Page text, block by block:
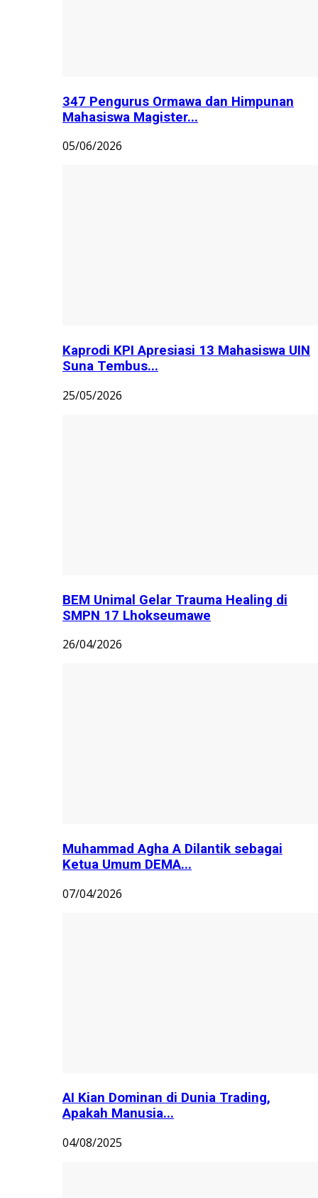
347 Pengurus Ormawa dan Himpunan
Mahasiswa Magister...
05/06/2026
Kaprodi KPI Apresiasi 13 Mahasiswa UIN
Suna Tembus...
25/05/2026
BEM Unimal Gelar Trauma Healing di
SMPN 17 Lhokseumawe
26/04/2026
Muhammad Agha A Dilantik sebagai
Ketua Umum DEMA...
07/04/2026
AI Kian Dominan di Dunia Trading,
Apakah Manusia...
04/08/2025